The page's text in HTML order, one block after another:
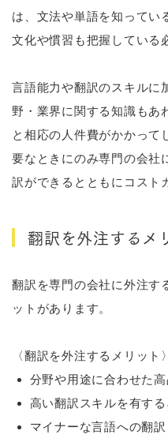
は、文法や単語を知ってい
文化や慣習も把握している
言語能力や翻訳のスキルに
野・業界に関する知識もあ
と相応の人件費がかかって
要なときにのみ専門の会社
訳ができるとともにコスト
翻訳を外注するメ
翻訳を専門の会社に外注す
ットがあります。
〈翻訳を外注するメリット〉
分野や用途に合わせた
高い翻訳スキルを有す
マイナーな言語への翻